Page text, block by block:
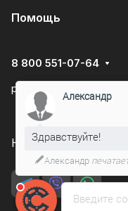
Помощь
8 800 551-07-64
Нижний Новгород,
Введите
Александр
Здравствуйте!
Александр